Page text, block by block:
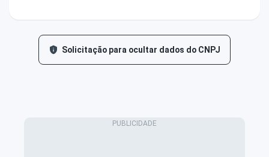
Solicitação para ocultar dados do CNPJ